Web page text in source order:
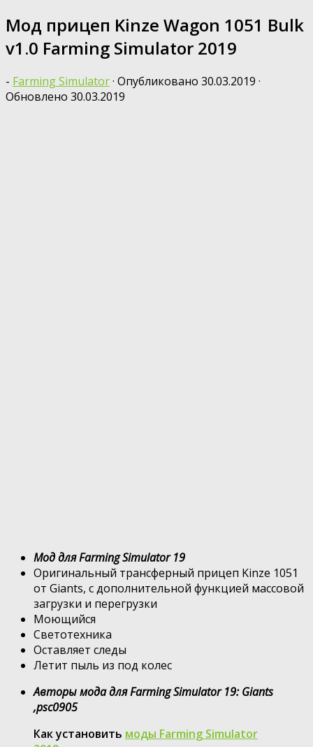
Moд прицеп Kinze Wagon 1051 Bulk
v1.0 Farming Simulator 2019
- Farming Simulator· Опубликовано 30.03.2019 ·
Обновлено 30.03.2019
Мод для Farming Simulator 19
Оригинальный трансферный прицеп Kinze 1051
от Giants, с дополнительной функцией массовой
загрузки и перегрузки
Моющийся
Светотехника
Оставляет следы
Летит пыль из под колес
Авторы мода для Farming Simulator 19: Giants
,psc0905
Как установить моды Farming Simulator